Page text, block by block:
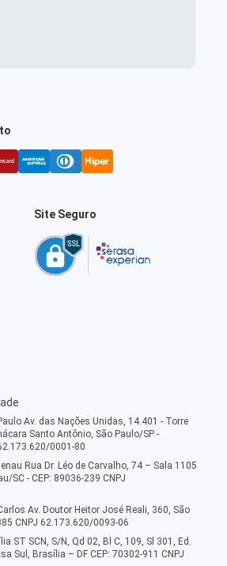
Site Seguro
Av. das Nações Unidas, 14.401 - Torre
Santo Antônio, São Paulo/SP -
0001-80
Rua Dr. Léo de Carvalho, 74 – Sala 1105
SC - CEP: 89036-239 CNPJ
Av. Doutor Heitor José Reali, 360, São
CNPJ 62.173.620/0093-06
ST SCN, S/N, Qd 02, Bl C, 109, Sl 301, Ed.
Sul, Brasília – DF CEP: 70302-911 CNPJ